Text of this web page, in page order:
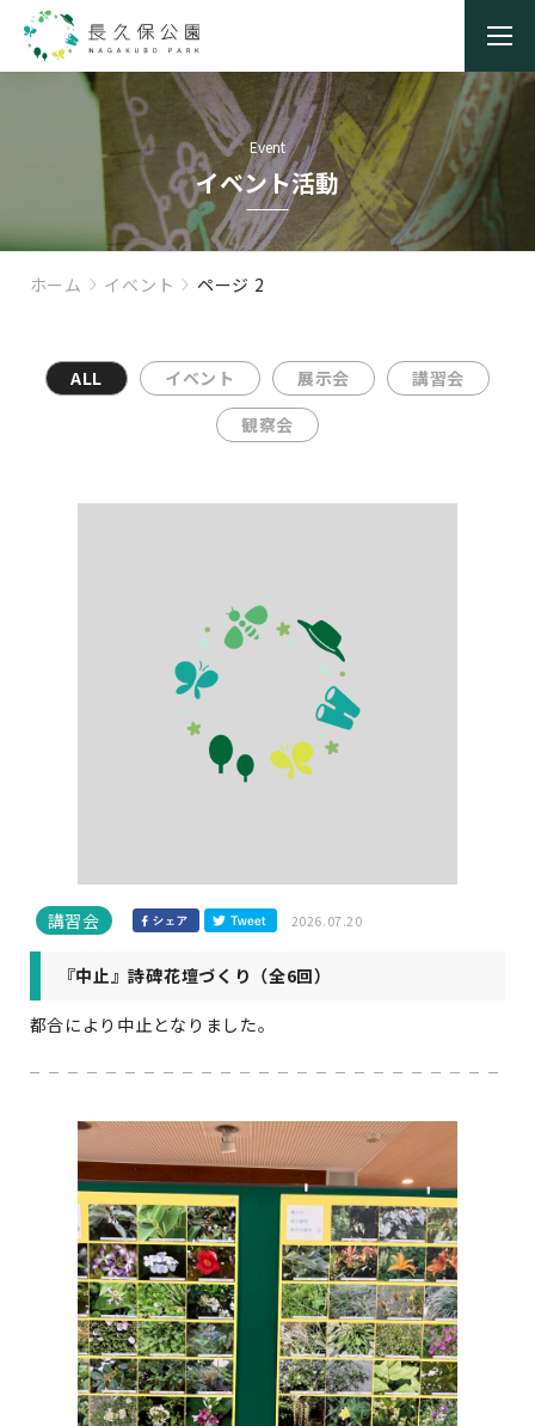
Event
イベント活動
ホーム イベント ページ 2
ALL イベント 展示会
講習会
観察会
講習会 2026.07.20
『中止』詩碑花壇づくり（全6回）
都合により中止となりました。